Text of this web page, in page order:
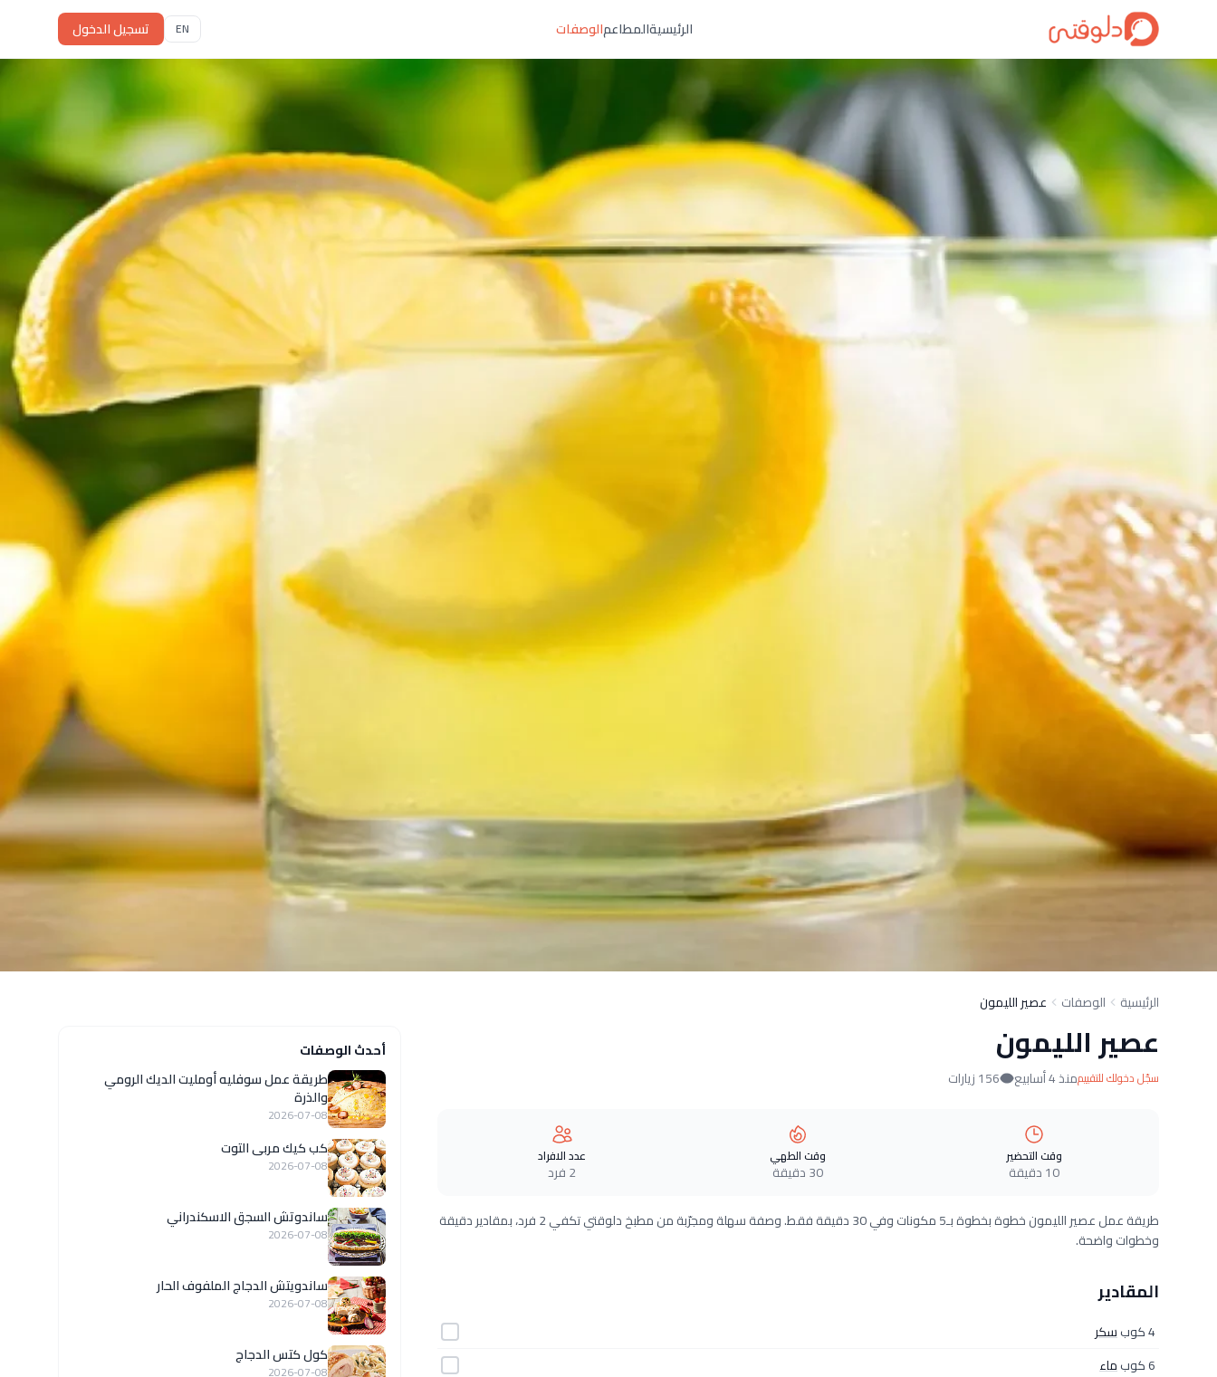
الرئيسيةالمطاعمالوصفات EN تسجيل الدخول
الرئيسية الوصفات عصير الليمون
عصير الليمون
سجّل دخولك للتقييممنذ 4 أسابيع 156 زيارات
وقت التحضير
10 دقيقة
وقت الطهي
30 دقيقة
عدد الافراد
2 فرد
طريقة عمل عصير الليمون خطوة بخطوة بـ5 مكونات وفي 30 دقيقة فقط. وصفة سهلة ومجرّبة من مطبخ دلوقتي تكفي 2 فرد، بمقادير دقيقة
وخطوات واضحة.
المقادير
4 كوب
سكر
6 كوب
ماء
أحدث الوصفات
طريقة عمل سوفليه أومليت الديك الرومي
والذرة
2026-07-08
كب كيك مربى التوت
2026-07-08
ساندوتش السجق الاسكندراني
2026-07-08
ساندويتش الدجاج الملفوف الحار
2026-07-08
كول كتس الدجاج
2026-07-08